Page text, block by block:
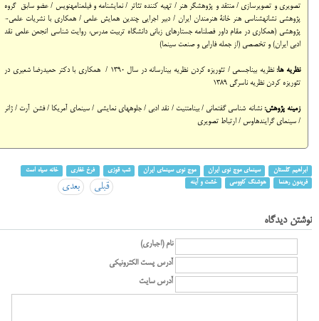
تصویری و تصویرسازی / منتقد و پژوهشگر هنر / تهیه کننده تئاتر / نمایشنامه و فیلمنامه‎نویس / عضو سابق گروه
پژوهشی نشانه‎شناسی هنر خانة هنرمندان ایران / دبیر اجرایی چندین همایش‎ علمی / همکاری با نشریات علمی-
پژوهشی (همکاری در مقام داور فصلنامه جستارهای زبانی دانشگاه تربیت مدرس، روایت شناسی انجمن علمی نقد
ادبی ایران) و تخصصی (از جمله فارابی و صنعت سینما)
نظریه ها:نظریه بیناجسمی /
تئوریزه کردن نظریه بینارسانه در سال 1390 / همکاری با دکتر حمیدرضا شعیری در
تئوریزه کردن نظریه ناسرگی 1389
زمینه پژوهش:
نشانه شناسی گفتمانی / بینامتنیت / نقد ادبی / جلوه‎های نمایشی / سینمای آمریکا / فشن آرت / ژانر
/ سینمای گرایندهاوس / ارتباط تصویری
ابراهیم گلستان سینمای موج نوی ایران موج نوی سینمای ایران شب قوزی فرخ غفاری
خانه سیاه است
فریدون رهنما
هوشنگ کاووسی خشت و آینه قبلی بعدی
نوشتن دیدگاه
نام (اجباری)
آدرس پست الکترونیکی
آدرس سایت